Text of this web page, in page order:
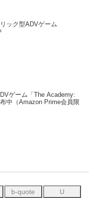
ック型ADVゲーム
ゲーム「The Academy:
中（Amazon Prime会員限